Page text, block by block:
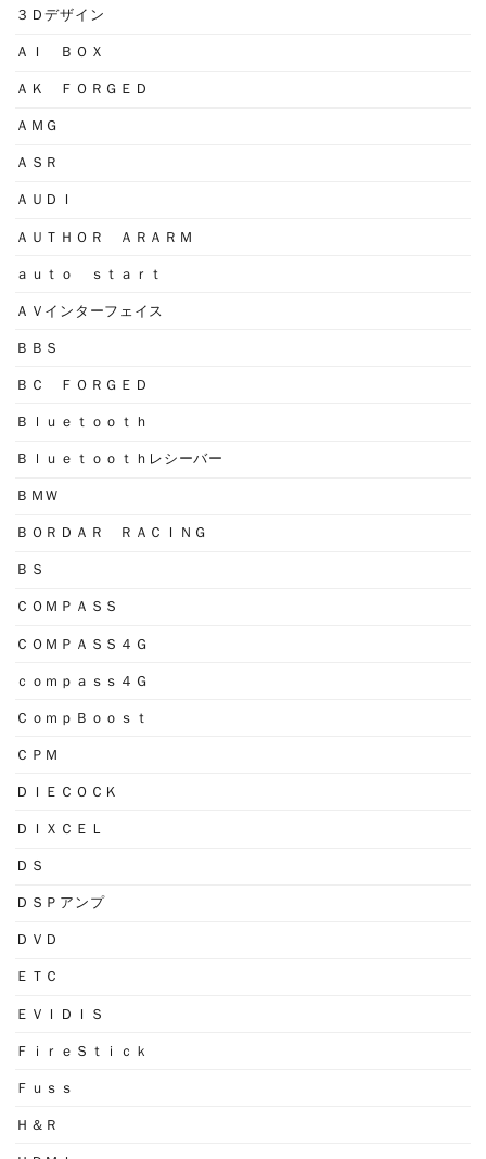
３Ｄデザイン
ＡＩ ＢＯＸ
ＡＫ ＦＯＲＧＥＤ
ＡＭＧ
ＡＳＲ
ＡＵＤＩ
ＡＵＴＨＯＲ ＡＲＡＲＭ
ａｕｔｏ ｓｔａｒｔ
ＡＶインターフェイス
ＢＢＳ
ＢＣ ＦＯＲＧＥＤ
Ｂｌｕｅｔｏｏｔｈ
Ｂｌｕｅｔｏｏｔｈレシーバー
ＢＭＷ
ＢＯＲＤＡＲ ＲＡＣＩＮＧ
ＢＳ
ＣＯＭＰＡＳＳ
ＣＯＭＰＡＳＳ４Ｇ
ｃｏｍｐａｓｓ４Ｇ
ＣｏｍｐＢｏｏｓｔ
ＣＰＭ
ＤＩＥＣＯＣＫ
ＤＩＸＣＥＬ
ＤＳ
ＤＳＰアンプ
ＤＶＤ
ＥＴＣ
ＥＶＩＤＩＳ
ＦｉｒｅＳｔｉｃｋ
Ｆｕｓｓ
Ｈ＆Ｒ